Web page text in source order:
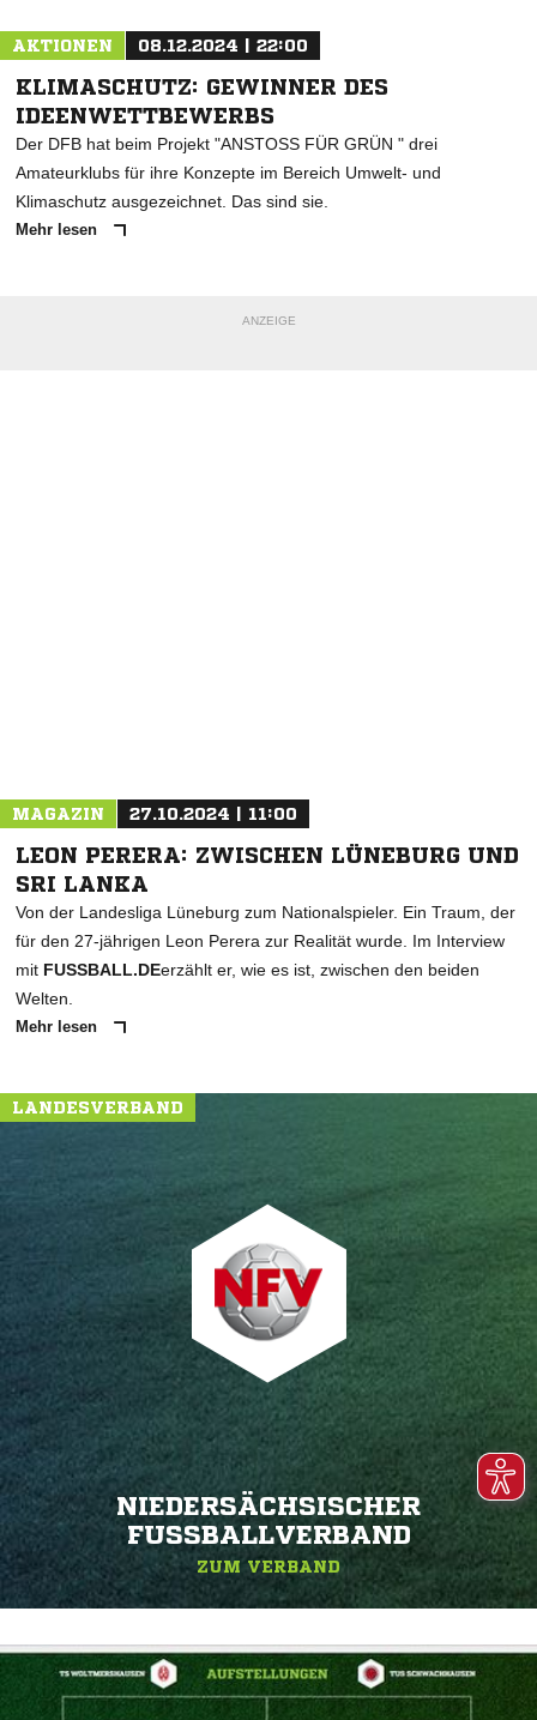
AKTIONEN 08.12.2024 | 22:00
KLIMASCHUTZ: GEWINNER DES
IDEENWETTBEWERBS
Der DFB hat beim Projekt "ANSTOSS FÜR GRÜN " drei
Amateurklubs für ihre Konzepte im Bereich Umwelt- und
Klimaschutz ausgezeichnet. Das sind sie.
Mehr lesen
ANZEIGE
MAGAZIN 27.10.2024 | 11:00
LEON PERERA: ZWISCHEN LÜNEBURG UND
SRI LANKA
Von der Landesliga Lüneburg zum Nationalspieler. Ein Traum, der
für den 27-jährigen Leon Perera zur Realität wurde. Im Interview
mit FUSSBALL.DEerzählt er, wie es ist, zwischen den beiden
Welten.
Mehr lesen
LANDESVERBAND
NIEDERSÄCHSISCHER
FUSSBALLVERBAND
ZUM VERBAND